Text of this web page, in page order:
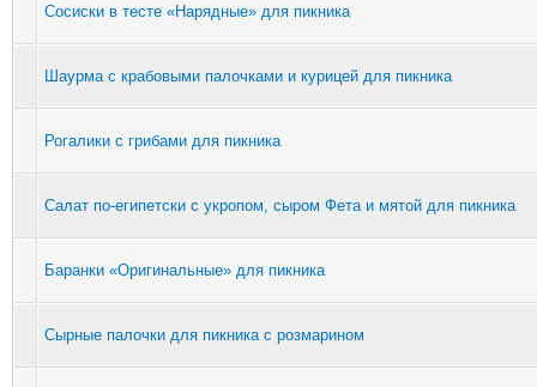
Сосиски в тесте «Нарядные» для пикника
Шаурма с крабовыми палочками и курицей для пикника
Рогалики с грибами для пикника
Салат по-египетски с укропом, сыром Фета и мятой для пикника
Баранки «Оригинальные» для пикника
Сырные палочки для пикника с розмарином